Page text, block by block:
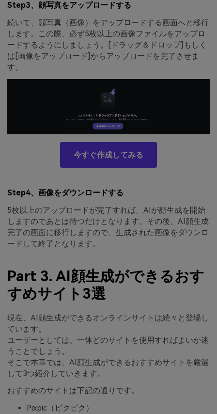
Step3、顔写真をアップロードする
続いて、顔写真（画像）をアップロードする画面へと移行
します。この際、必ず5枚以上の画像ファイルをアップロ
ードするようにしましょう。[ドラッグ＆ドロップ]もしく
は[画像をアップロード]からアップロードを完了させま
す。
今すぐ作成してみる
Step4、画像をダウンロードする
5枚以上のアップロードが完了すれば、AIが顔生成を開始
しますのであとは待つだけとなります。その後、AI顔生成
完了の画面に移行しますので、生成された画像をダウンロ
ードして終了となります。
Part 3. AI顔生成ができるおす
すめサイト3選
現在、AI顔生成ができるオンラインサイトは続々と登場し
ています。
ユーザーとしては、一体どのサイトを使用すればよいか迷
うことでしょう。
そこで本章では、AI顔生成ができるおすすめサイトを厳選
して3つ紹介していきます。
おすすめのサイトは下記の通りです。
Pixpic（ピクピク）